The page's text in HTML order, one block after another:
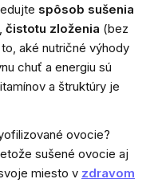
spôsob sušenia
čistotu zloženia (bez
aké nutričné ​​výhody
chuť a energiu sú
a štruktúry je
ovocie?
sušené ovocie aj
miesto v zdravom